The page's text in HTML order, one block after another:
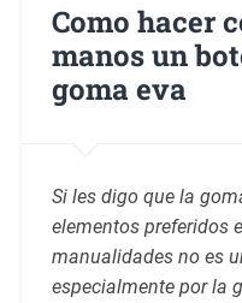
Como hacer
manos un
goma eva
Si les digo que la
elementos preferidos
manualidades no es
especialmente por la